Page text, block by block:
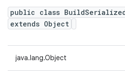
public class
extends Object
java.lang.Object